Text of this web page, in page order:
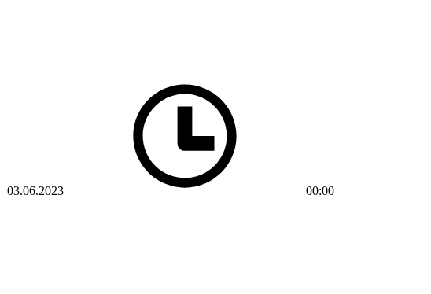
03.06.2023
00:00